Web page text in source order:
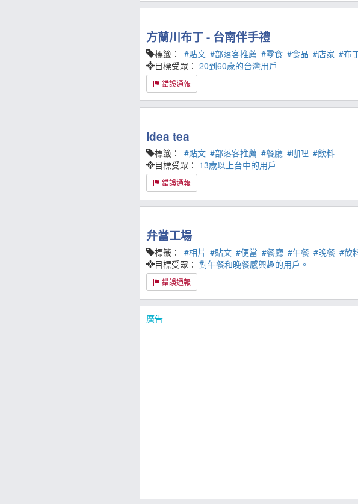
方蘭川布丁 - 台南伴手禮
標籤： #貼文 #部落客推薦 #零食 #食品 #店家 #布
目標受眾： 20到60歲的台灣用戶
錯誤通報
Idea tea
標籤： #貼文 #部落客推薦 #餐廳 #咖哩 #飲料
目標受眾： 13歲以上台中的用戶
錯誤通報
弁當工場
標籤： #相片 #貼文 #便當 #餐廳 #午餐 #晚餐 #飲
目標受眾： 對午餐和晚餐感興趣的用戶。
錯誤通報
廣告